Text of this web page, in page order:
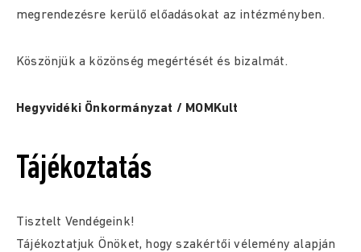
megrendezésre kerülő előadásokat az intézményben.
Köszönjük a közönség megértését és bizalmát.
Hegyvidéki Önkormányzat / MOMKult
Tájékoztatás
Tisztelt Vendégeink!
Tájékoztatjuk Önöket, hogy szakértői vélemény alapján